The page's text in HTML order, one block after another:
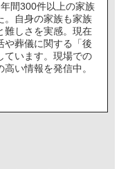
間300件以上の家族
。自身の家族も家族
難しさを実感。現在
や葬儀に関する「後
ています。現場での
い情報を発信中。